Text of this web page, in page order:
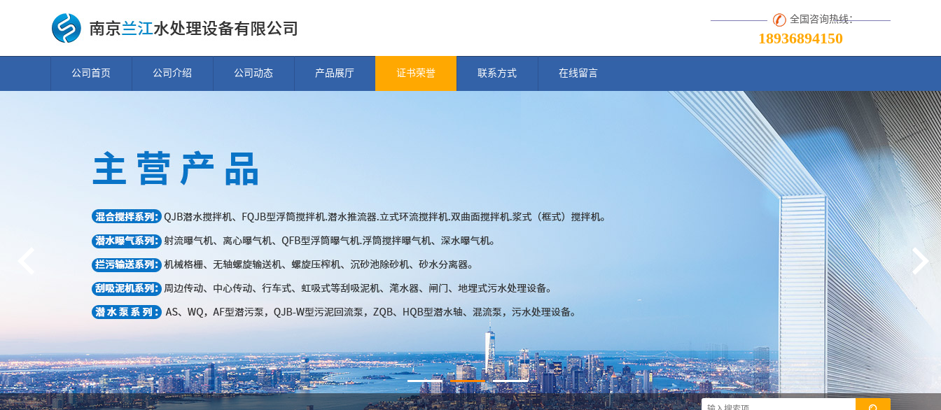
全国咨询热线：
18936894150
公司首页 公司介绍 公司动态 产品展厅 证书荣誉 联系方式 在线留言